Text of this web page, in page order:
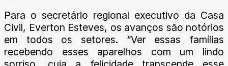
Para o secretário regional executivo da Casa
Civil, Everton Esteves, os avanços são notórios
em todos os setores. “Ver essas famílias
recebendo esses aparelhos com um lindo